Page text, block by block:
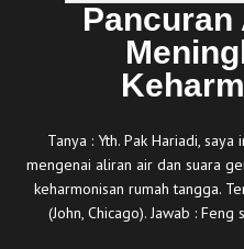
Pancuran
Tanya : Yth. Pak Hariadi,
mengenai aliran air dan suara
keharmonisan rumah tangga.
(John, Chicago). Jawab :